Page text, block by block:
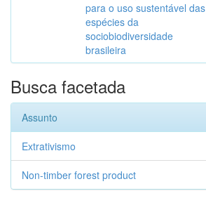
para o uso sustentável das
espécies da
sociobiodiversidade
brasileira
Busca facetada
Assunto
Extrativismo
Non-timber forest product